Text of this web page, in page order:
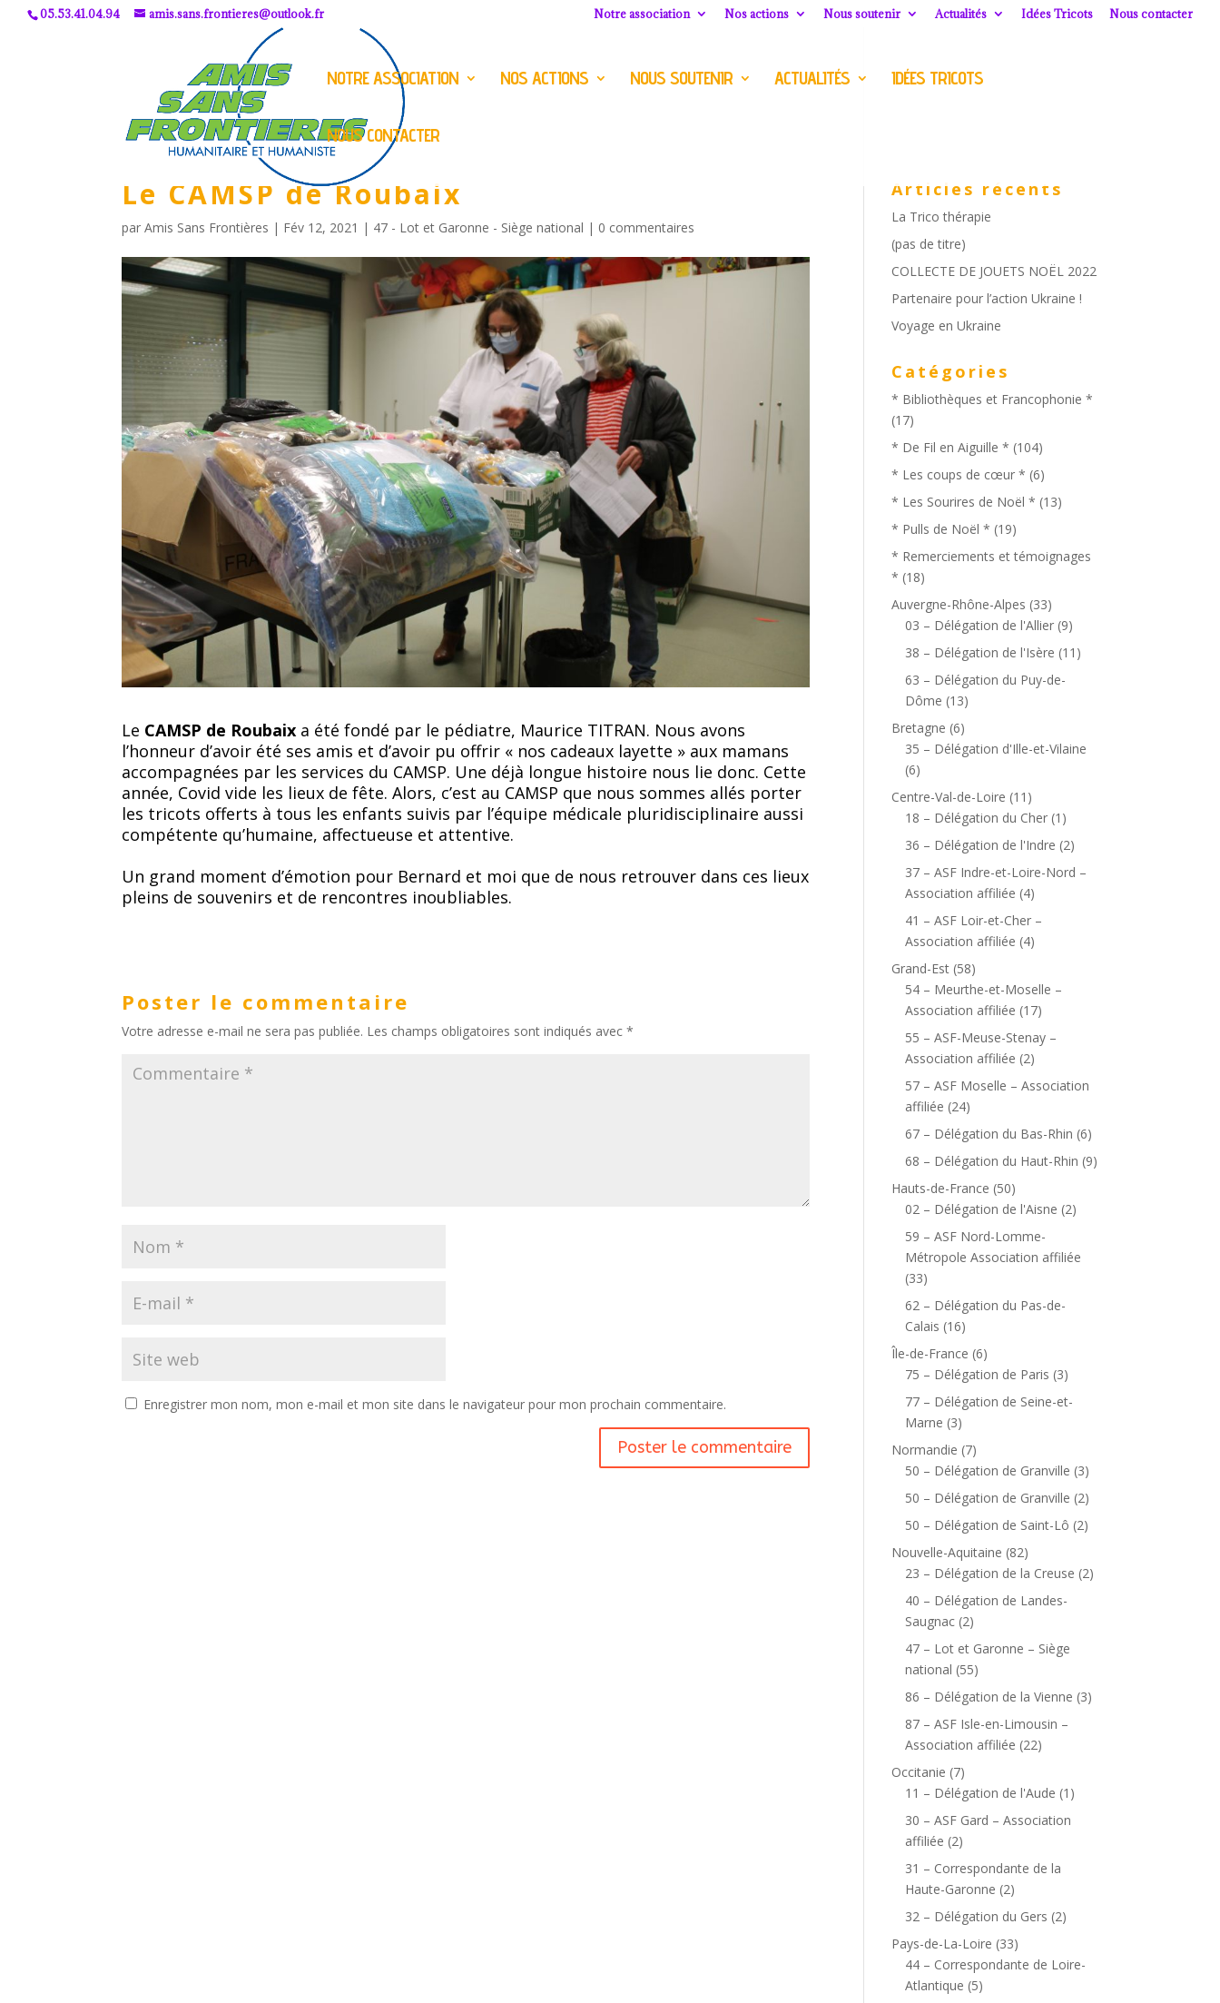
05.53.41.04.94 amis.sans.frontieres@outlook.fr Notre association Nos actions Nous soutenir Actualités Idées Tricots Nous contacter
NOTRE ASSOCIATION NOS ACTIONS NOUS SOUTENIR ACTUALITÉS IDÉES TRICOTS
NOUS CONTACTER
Le CAMSP de Roubaix
parAmis Sans Frontières | Fév 12, 2021 | 47 - Lot et Garonne - Siège national | 0 commentaires
Le CAMSP de Roubaix a été fondé par le pédiatre, Maurice TITRAN. Nous avons
l’honneur d’avoir été ses amis et d’avoir pu offrir « nos cadeaux layette » aux mamans
accompagnées par les services du CAMSP. Une déjà longue histoire nous lie donc. Cette
année, Covid vide les lieux de fête. Alors, c’est au CAMSP que nous sommes allés porter
les tricots offerts à tous les enfants suivis par l’équipe médicale pluridisciplinaire aussi
compétente qu’humaine, affectueuse et attentive.
Un grand moment d’émotion pour Bernard et moi que de nous retrouver dans ces lieux
pleins de souvenirs et de rencontres inoubliables.
Poster le commentaire
Votre adresse e-mail ne sera pas publiée. Les champs obligatoires sont indiqués avec*
Enregistrer mon nom, mon e-mail et mon site dans le navigateur pour mon prochain commentaire.
Articles récents
La Trico thérapie
(pas de titre)
COLLECTE DE JOUETS NOËL 2022
Partenaire pour l’action Ukraine !
Voyage en Ukraine
Catégories
* Bibliothèques et Francophonie *
(17)
* De Fil en Aiguille * (104)
* Les coups de cœur * (6)
* Les Sourires de Noël * (13)
* Pulls de Noël * (19)
* Remerciements et témoignages
* (18)
Auvergne-Rhône-Alpes (33)
03 – Délégation de l'Allier(9)
38 – Délégation de l'Isère (11)
63 – Délégation du Puy-de-
Dôme (13)
Bretagne (6)
35 – Délégation d'Ille-et-Vilaine
(6)
Centre-Val-de-Loire (11)
18 – Délégation du Cher(1)
36 – Délégation de l'Indre (2)
37 – ASF Indre-et-Loire-Nord –
Association affiliée (4)
41 – ASF Loir-et-Cher –
Association affiliée (4)
Grand-Est(58)
54 – Meurthe-et-Moselle –
Association affiliée (17)
55 – ASF-Meuse-Stenay –
Association affiliée (2)
57 – ASF Moselle – Association
affiliée (24)
67 – Délégation du Bas-Rhin (6)
68 – Délégation du Haut-Rhin (9)
Hauts-de-France (50)
02 – Délégation de l'Aisne (2)
59 – ASF Nord-Lomme-
Métropole Association affiliée
(33)
62 – Délégation du Pas-de-
Calais (16)
Île-de-France (6)
75 – Délégation de Paris (3)
77 – Délégation de Seine-et-
Marne (3)
Normandie (7)
50 – Délégation de Granville (3)
50 – Délégation de Granville (2)
50 – Délégation de Saint-Lô (2)
Nouvelle-Aquitaine (82)
23 – Délégation de la Creuse (2)
40 – Délégation de Landes-
Saugnac(2)
47 – Lot et Garonne – Siège
national (55)
86 – Délégation de la Vienne (3)
87 – ASF Isle-en-Limousin –
Association affiliée (22)
Occitanie (7)
11 – Délégation de l'Aude (1)
30 – ASF Gard – Association
affiliée (2)
31 – Correspondante de la
Haute-Garonne (2)
32 – Délégation du Gers (2)
Pays-de-La-Loire (33)
44 – Correspondante de Loire-
Atlantique (5)